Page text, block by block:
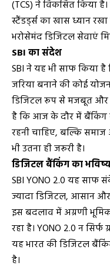
(TCS) ने विकसित किया
स्टैंडर्ड्स का खास ध्यान
भरोसेमंद डिजिटल सेवाएं
SBI का संदेश
SBI ने यह भी साफ किया
जरिया बनाने की कोई
डिजिटल रूप से मजबूत और
है कि आज के दौर में
रहनी चाहिए, बल्कि समाज
भी उतना ही जरूरी है।
डिजिटल बैंकिंग का
SBI YONO 2.0 यह
ज्यादा डिजिटल, आसान और
इस बदलाव में अग्रणी
रहा है। YONO 2.0 न
यह भारत की डिजिटल
है।